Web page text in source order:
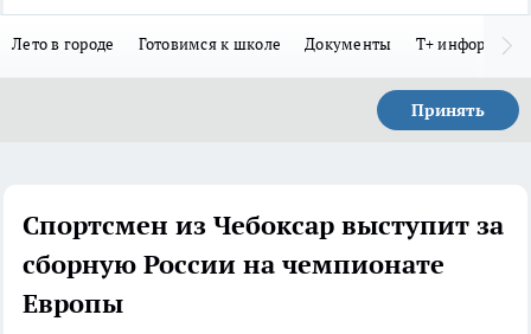
Лето в городе Готовимся к школе Документы Т+
Принять
Спортсмен из Чебоксар выступит за
сборную России на чемпионате
Европы